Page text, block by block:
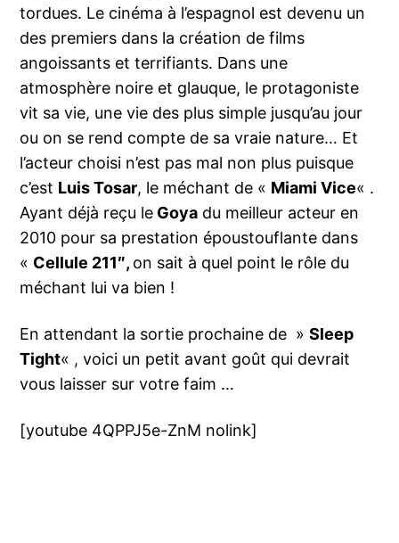
tordues. Le cinéma à l’espagnol est devenu un
des premiers dans la création de films
angoissants et terrifiants. Dans une
atmosphère noire et glauque, le protagoniste
vit sa vie, une vie des plus simple jusqu’au jour
ou on se rend compte de sa vraie nature… Et
l’acteur choisi n’est pas mal non plus puisque
c’est Luis Tosar, le méchant de « Miami Vice« .
Ayant déjà reçu le Goya du meilleur acteur en
2010 pour sa prestation époustouflante dans
« Cellule 211″, on sait à quel point le rôle du
méchant lui va bien !
En attendant la sortie prochaine de »Sleep
Tight« , voici un petit avant goût qui devrait
vous laisser sur votre faim …
[youtube 4QPPJ5e-ZnM nolink]